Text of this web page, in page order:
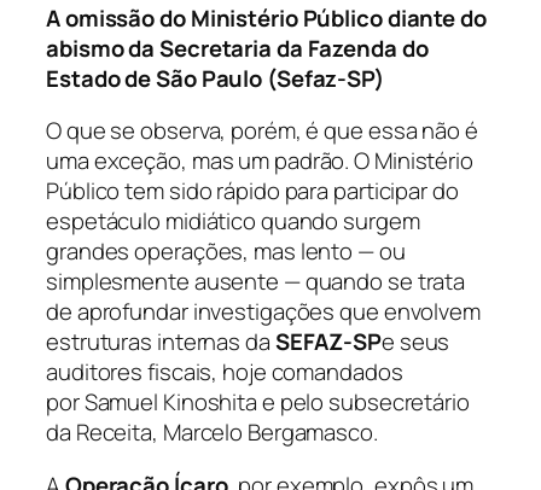
A omissão do Ministério Público diante do
abismo da Secretaria da Fazenda do
Estado de São Paulo (Sefaz-SP)
O que se observa, porém, é que essa não é
uma exceção, mas um padrão. O Ministério
Público tem sido rápido para participar do
espetáculo midiático quando surgem
grandes operações, mas lento — ou
simplesmente ausente — quando se trata
de aprofundar investigações que envolvem
estruturas internas daSEFAZ-SPe seus
auditores fiscais, hoje comandados
por Samuel Kinoshita e pelo subsecretário
da Receita, Marcelo Bergamasco.